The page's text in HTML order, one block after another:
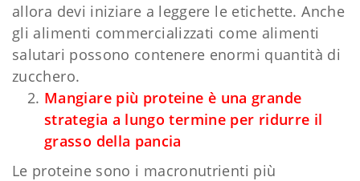
allora devi iniziare a leggere le etichette. Anche
gli alimenti commercializzati come alimenti
salutari possono contenere enormi quantità di
zucchero.
Mangiare più proteine ​​è una grande
strategia a lungo termine per ridurre il
grasso della pancia
Le proteine sono i macronutrienti più